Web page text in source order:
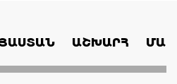
ԱՇԽԱՐՀ